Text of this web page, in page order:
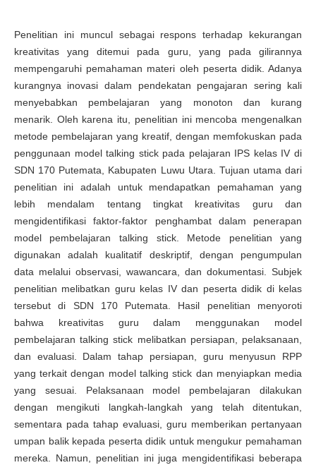
Penelitian ini muncul sebagai respons terhadap kekurangan
kreativitas yang ditemui pada guru, yang pada gilirannya
mempengaruhi pemahaman materi oleh peserta didik. Adanya
kurangnya inovasi dalam pendekatan pengajaran sering kali
menyebabkan pembelajaran yang monoton dan kurang
menarik. Oleh karena itu, penelitian ini mencoba mengenalkan
metode pembelajaran yang kreatif, dengan memfokuskan pada
penggunaan model talking stick pada pelajaran IPS kelas IV di
SDN 170 Putemata, Kabupaten Luwu Utara. Tujuan utama dari
penelitian ini adalah untuk mendapatkan pemahaman yang
lebih mendalam tentang tingkat kreativitas guru dan
mengidentifikasi faktor-faktor penghambat dalam penerapan
model pembelajaran talking stick. Metode penelitian yang
digunakan adalah kualitatif deskriptif, dengan pengumpulan
data melalui observasi, wawancara, dan dokumentasi. Subjek
penelitian melibatkan guru kelas IV dan peserta didik di kelas
tersebut di SDN 170 Putemata. Hasil penelitian menyoroti
bahwa kreativitas guru dalam menggunakan model
pembelajaran talking stick melibatkan persiapan, pelaksanaan,
dan evaluasi. Dalam tahap persiapan, guru menyusun RPP
yang terkait dengan model talking stick dan menyiapkan media
yang sesuai. Pelaksanaan model pembelajaran dilakukan
dengan mengikuti langkah-langkah yang telah ditentukan,
sementara pada tahap evaluasi, guru memberikan pertanyaan
umpan balik kepada peserta didik untuk mengukur pemahaman
mereka. Namun, penelitian ini juga mengidentifikasi beberapa